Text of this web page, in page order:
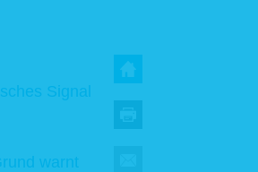
Signal
warnt